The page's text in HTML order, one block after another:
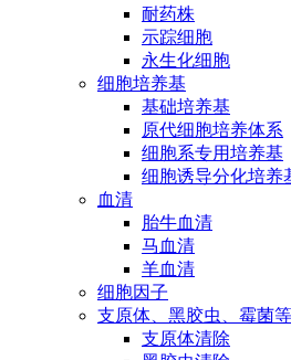
耐药株
示踪细胞
永生化细胞
细胞培养基
基础培养基
原代细胞培养体系
细胞系专用培养基
细胞诱导分化培养
血清
胎牛血清
马血清
羊血清
细胞因子
支原体、黑胶虫、霉菌
支原体清除